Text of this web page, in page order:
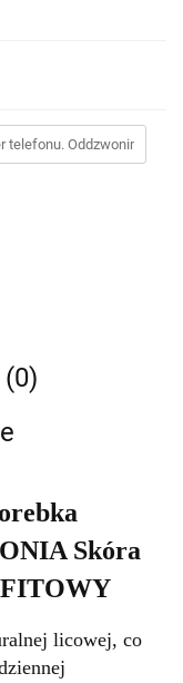
Skóra
licowej, co